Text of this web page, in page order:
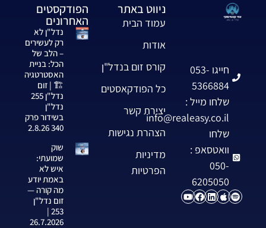
חייגו 053-
5366884
שלחו מייל :
info@realeasy.co.il
שלחו
וואטסאפ :
050-
6205050
ניווט באתר
עמוד הבית
אודות
קורס זום בנדל"ן
כל הפודקאסטים
יצירת קשר
הצהרת נגישות
מדיניות
הפרטיות
הפודקסטים
האחרונים
נדל"ן לא
רק לעשירים
– הלב של
הכל: בניית
האסטרטגיה
🏗️ | זום
נדל"ן 255
נדל"ן
בשידור פרק
340 2.8.26
שוק
שמועתי:
איש לא
באמת יודע
מה קורה —
זום נדל"ן
253 |
26.7.2026